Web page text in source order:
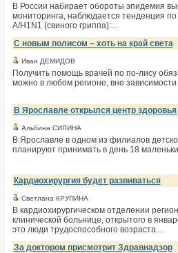
В России набирает обороты эпидемия
мониторинга, наблюдается тенденция
A/H1N1 (свиного гриппа):...
С новым полисом – хоть на край света
Иван ДЕМИДОВ
Получить помощь врачей по по-лису
можно в любом регионе, вне
В Ярославле открылся центр
Альбина СИЛИНА
В Ярославле в одном из филиалов
планируют принимать в день 18
Кардиохирургия будет развиваться
Светлана КРУПИНА
В кардиохирургическом отделении
клинической больнице, открытого в
это люди трудоспособного возраста....
За доктором присмотрит Здравнадзор